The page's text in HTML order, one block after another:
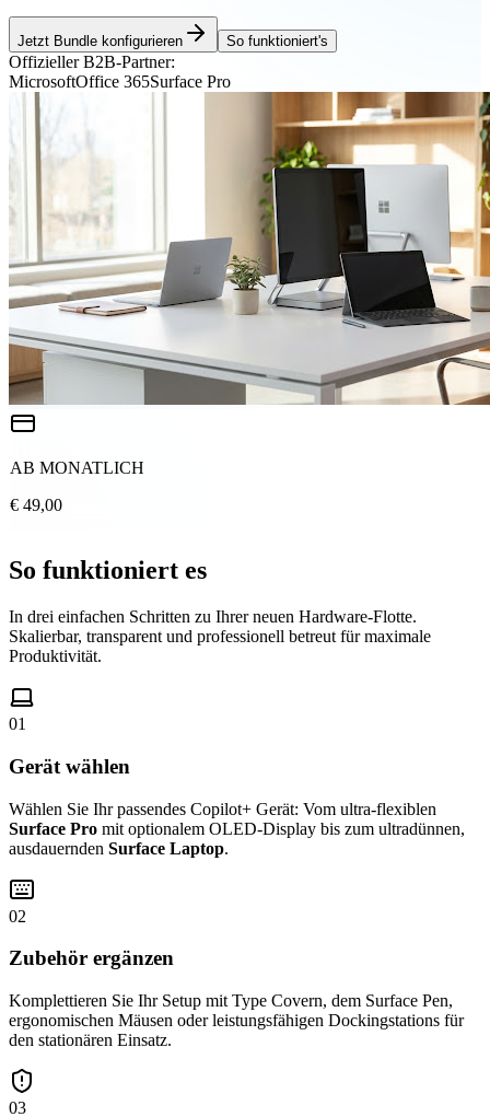
Jetzt Bundle konfigurieren So funktioniert's
Offizieller B2B-Partner:
MicrosoftOffice 365Surface Pro
AB MONATLICH
€ 49,00
So funktioniert es
In drei einfachen Schritten zu Ihrer neuen Hardware-Flotte.
Skalierbar, transparent und professionell betreut für maximale
Produktivität.
01
Gerät wählen
Wählen Sie Ihr passendes Copilot+ Gerät: Vom ultra-flexiblen
Surface Pro mit optionalem OLED-Display bis zum ultradünnen,
ausdauernden Surface Laptop.
02
Zubehör ergänzen
Komplettieren Sie Ihr Setup mit Type Covern, dem Surface Pen,
ergonomischen Mäusen oder leistungsfähigen Dockingstations für
den stationären Einsatz.
03